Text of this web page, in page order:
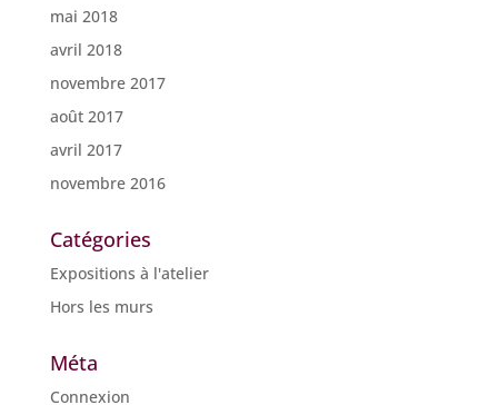
mai 2018
avril 2018
novembre 2017
août 2017
avril 2017
novembre 2016
Catégories
Expositions à l'atelier
Hors les murs
Méta
Connexion